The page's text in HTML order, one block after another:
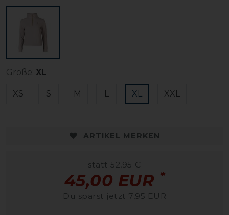
Größe: XL
XS S M L XL XXL
ARTIKEL MERKEN
statt 52,95 €
45,00 EUR *
Du sparst jetzt 7,95 EUR